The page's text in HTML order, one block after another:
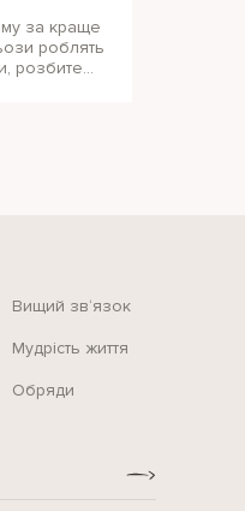
за краще
роблять
розбите
Вищий зв‘язок
Мудрість життя
Обряди